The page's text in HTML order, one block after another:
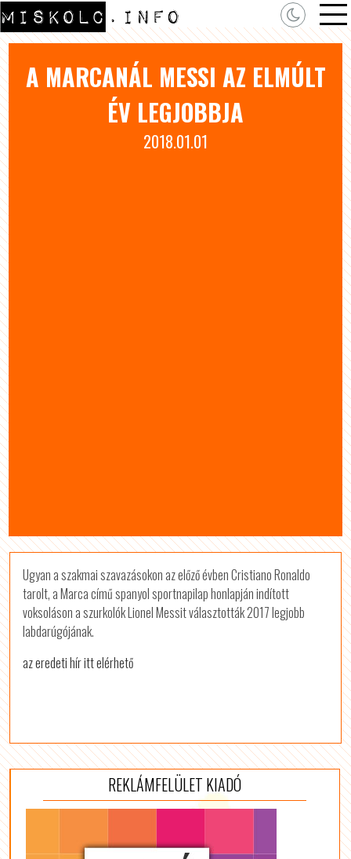
A MARCANÁL MESSI AZ ELMÚLT
ÉV LEGJOBBJA
2018.01.01
Ugyan a szakmai szavazásokon az előző évben Cristiano Ronaldo
tarolt, a Marca című spanyol sportnapilap honlapján indított
voksoláson a szurkolók Lionel Messit választották 2017 legjobb
labdarúgójának.
az eredeti hír itt elérhető
REKLÁMFELÜLET KIADÓ